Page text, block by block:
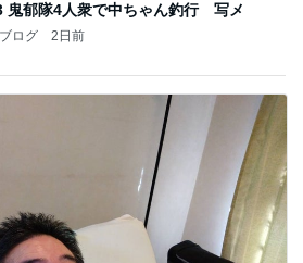
20260803 鬼郁隊4人衆で中ちゃん釣行 写メ
ログ 2日前